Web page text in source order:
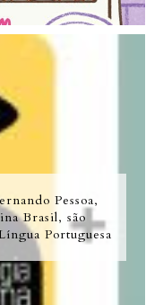
Pessoa,
Brasil, são
Portuguesa